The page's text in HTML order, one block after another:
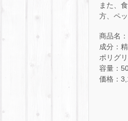
また、
方、ペ
商品名
成分：
ポリグ
容量：
価格：